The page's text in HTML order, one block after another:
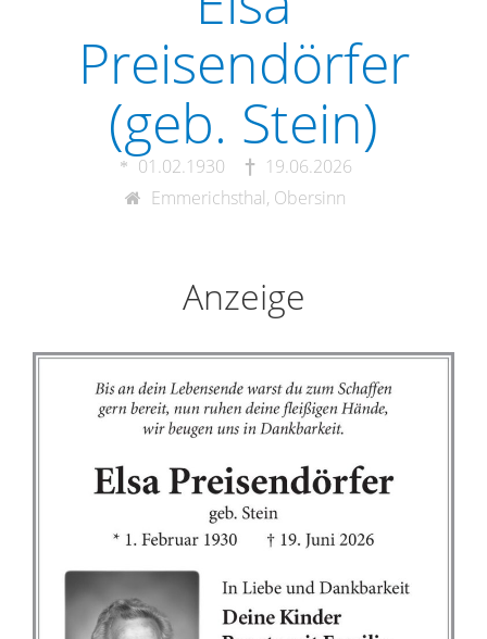
Preisendörfer
(geb. Stein)
01.02.1930
19.06.2026
Emmerichsthal, Obersinn
Anzeige